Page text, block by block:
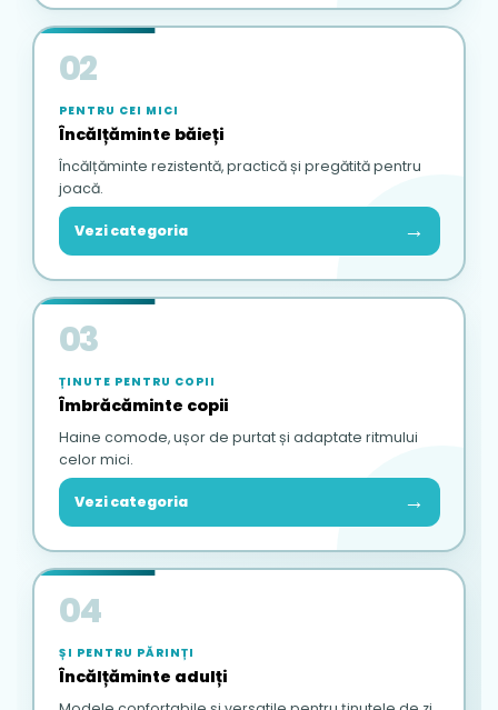
02
PENTRU CEI MICI
Încălțăminte băieți
Încălțăminte rezistentă, practică și pregătită pentru
joacă.
Vezi categoria →
03
ȚINUTE PENTRU COPII
Îmbrăcăminte copii
Haine comode, ușor de purtat și adaptate ritmului
celor mici.
Vezi categoria →
04
ȘI PENTRU PĂRINȚI
Încălțăminte adulți